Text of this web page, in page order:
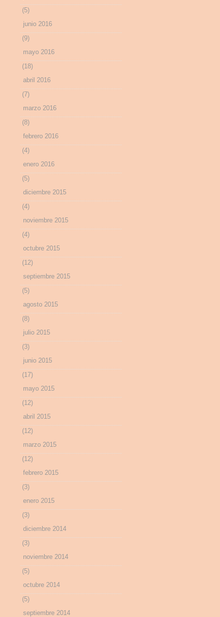
(5)
junio 2016
(9)
mayo 2016
(18)
abril 2016
(7)
marzo 2016
(8)
febrero 2016
(4)
enero 2016
(5)
diciembre 2015
(4)
noviembre 2015
(4)
octubre 2015
(12)
septiembre 2015
(5)
agosto 2015
(8)
julio 2015
(3)
junio 2015
(17)
mayo 2015
(12)
abril 2015
(12)
marzo 2015
(12)
febrero 2015
(3)
enero 2015
(3)
diciembre 2014
(3)
noviembre 2014
(5)
octubre 2014
(5)
septiembre 2014